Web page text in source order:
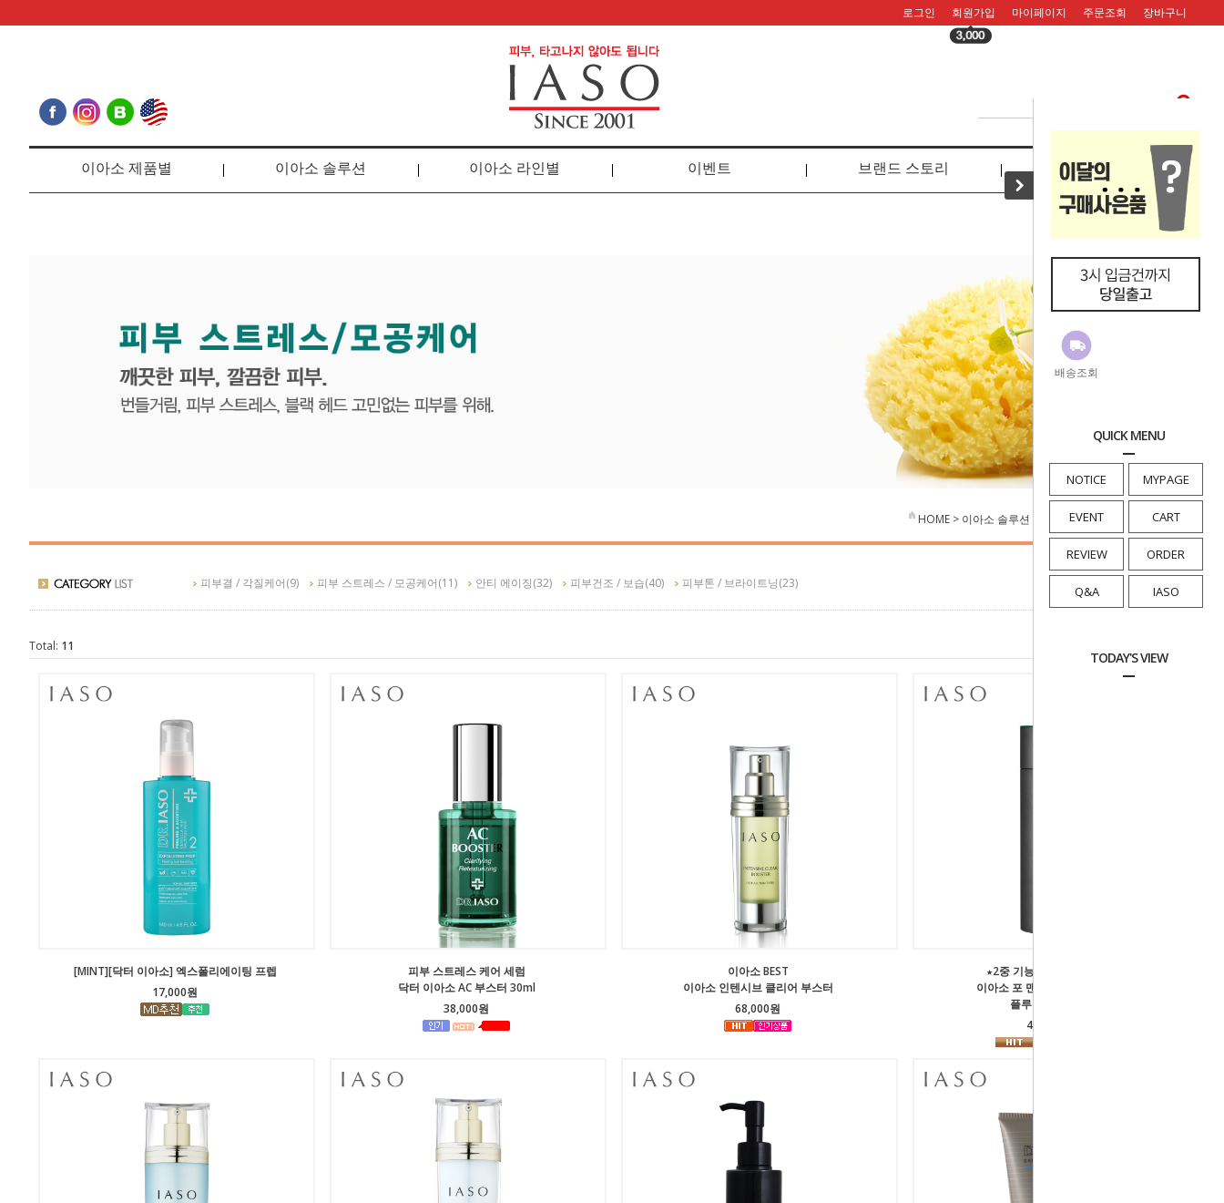
배송조회
QUICK MENU
NOTICE MYPAGE
EVENT CART
REVIEW ORDER
Q&A IASO
TODAY'S VIEW
로그인 회원가입 마이페이지 주문조회 장바구니
이아소 제품별 이아소 솔루션 이아소 라인별 이벤트 브랜드 스토리 리뷰
HOME > 이아소 솔루션 피부 스트레스 / 모공케어
피부결 / 각질케어(9) 피부 스트레스 / 모공케어(11) 안티 에이징(32) 피부건조 / 보습(40) 피부톤 / 브라이트닝(23)
Total: 11
[MINT][닥터 이아소] 엑스폴리에이팅 프렙
17,000원
피부 스트레스 케어 세럼
닥터 이아소 AC 부스터 30ml
38,000원
이아소 BEST
이아소 인텐시브 클리어 부스터
68,000원
★2중 기능성 올인원 로션★
이아소 포 맨 화이트 EX 2-IN-1
플루이드 수프림
42,000원